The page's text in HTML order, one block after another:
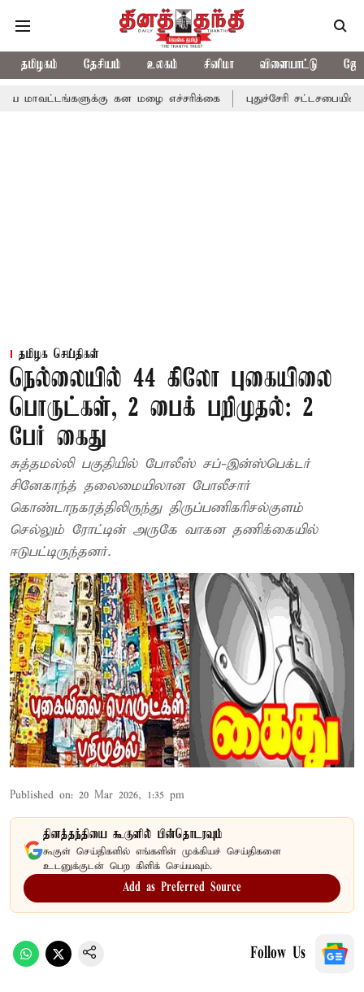
தமிழகம் தேசியம் உலகம் சினிமா விளையாட்டு
கன மழை எச்சரிக்கை புதுச்சேரி சட்டசபையில் வரும்
தமிழக செய்திகள்
நெல்லையில் 44 கிலோ புகையிலை
பொருட்கள், 2 பைக் பறிமுதல்: 2
பேர் கைது
சுத்தமல்லி பகுதியில் போலீஸ் சப்-இன்ஸ்பெக்டர்
சினேகாந்த் தலைமையிலான போலீசார்
கொண்டாநகரத்திலிருந்து திருப்பணிகரிசல்குளம்
செல்லும் ரோட்டின் அருகே வாகன தணிக்கையில்
ஈடுபட்டிருந்தனர்.
Published on: 20 Mar 2026, 1:35 pm
தினத்தந்தியை கூகுளில் பின்தொடரவும்
கூகுள் செய்திகளில் எங்களின் முக்கியச் செய்திகளை
உடனுக்குடன் பெற கிளிக் செய்யவும்.
Add as Preferred Source
Follow Us